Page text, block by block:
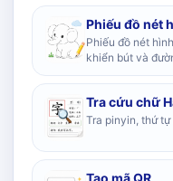
Phiếu đồ nét
Phiếu đồ nét
khiển bút và
Tra cứu chữ
Tra pinyin, thứ
Tạo mã QR